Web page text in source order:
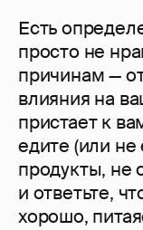
Есть
просто не
причинам —
влияния на
пристает к
едите (или
продукты, не
и ответьте,
хорошо,